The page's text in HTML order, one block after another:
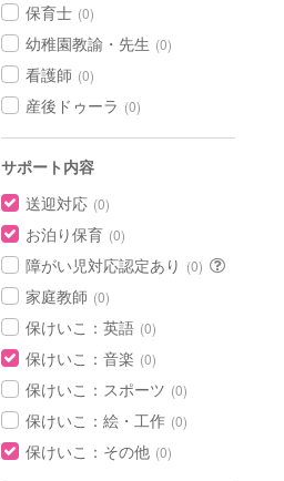
保育士 (0)
幼稚園教諭・先生 (0)
看護師 (0)
産後ドゥーラ (0)
サポート内容
送迎対応 (0)
お泊り保育 (0)
障がい児対応認定あり (0)
家庭教師 (0)
保けいこ：英語 (0)
保けいこ：音楽 (0)
保けいこ：スポーツ (0)
保けいこ：絵・工作 (0)
保けいこ：その他 (0)